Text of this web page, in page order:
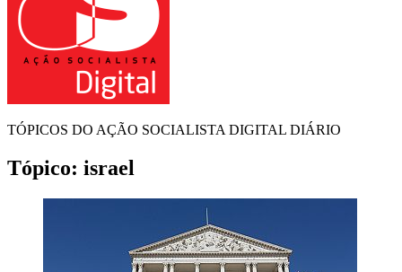
TÓPICOS DO AÇÃO SOCIALISTA DIGITAL DIÁRIO
Tópico: israel